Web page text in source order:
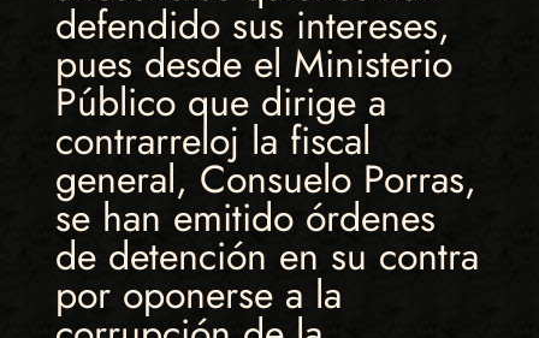
defendido sus intereses,
pues desde el Ministerio
Público que dirige a
contrarreloj la fiscal
general, Consuelo Porras,
se han emitido órdenes
de detención en su contra
por oponerse a la